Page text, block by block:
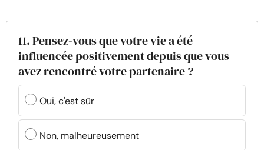
11. Pensez-vous que votre vie a été
influencée positivement depuis que vous
avez rencontré votre partenaire ?
Oui, c'est sûr
Non, malheureusement